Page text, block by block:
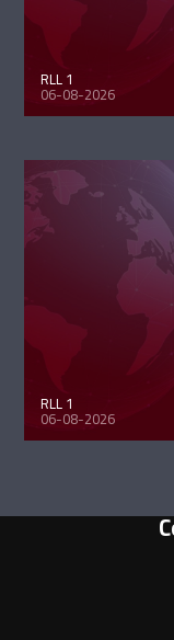
RLL 1
06-08-2026
RLL 1
06-08-2026